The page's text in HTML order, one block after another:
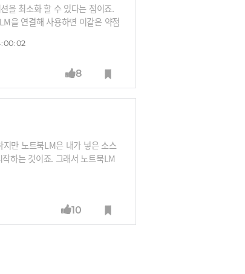
을 최소화 할 수 있다는 점이죠.
을 연결해 사용하면 이같은 약점
서 사용한다고 합니다.노트북L
화에 끼어들 수 있습니다. 마치
도입된다면 더욱 무궁무진한 활
8
만 노트북LM은 내가 넣은 소스
하는 것이죠. 그래서 노트북LM
로 노트북LM을 조련하는 노하우
10